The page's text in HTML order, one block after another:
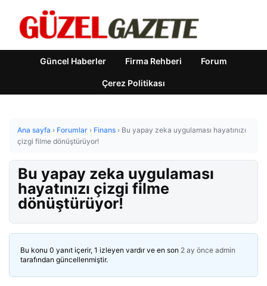
Güncel Haberler Firma Rehberi Forum
Çerez Politikası
Ana sayfa › Forumlar › Finans › Bu yapay zeka uygulaması hayatınızı
çizgi filme dönüştürüyor!
Bu yapay zeka uygulaması
hayatınızı çizgi filme
dönüştürüyor!
Bu konu 0 yanıt içerir, 1 izleyen vardır ve en son 2 ay önce admin
tarafından güncellenmiştir.